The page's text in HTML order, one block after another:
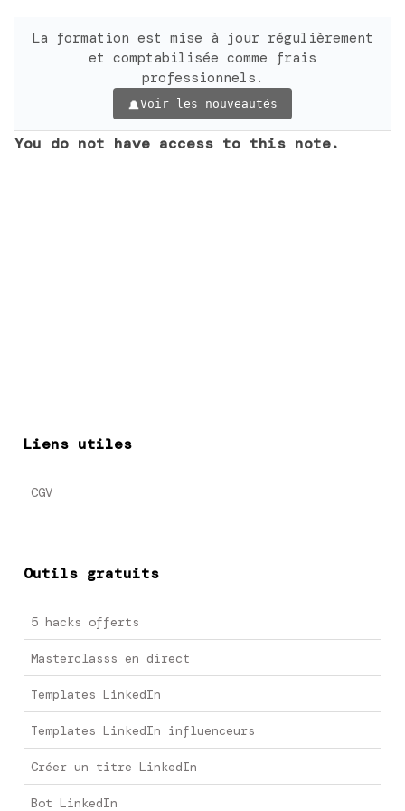
La formation est mise à jour régulièrement
et comptabilisée comme frais
professionnels.
Voir les nouveautés
You do not have access to this note.
Liens utiles
CGV
Outils gratuits
5 hacks offerts
Masterclasss en direct
Templates LinkedIn
Templates LinkedIn influenceurs
Créer un titre LinkedIn
Bot LinkedIn